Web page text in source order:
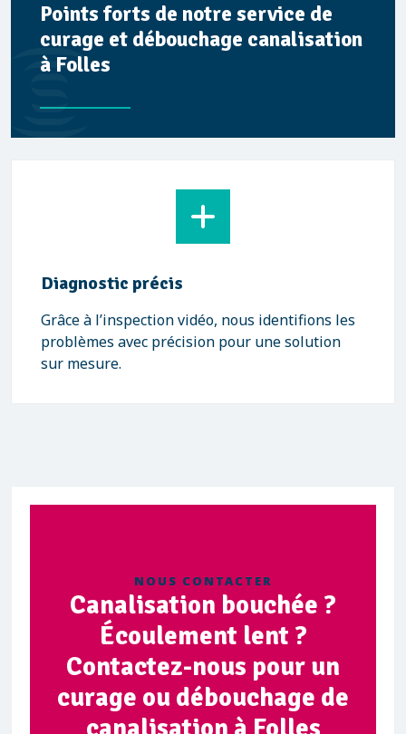
Points forts de notre service de
curage et débouchage canalisation
à Folles
Diagnostic précis
Grâce à l’inspection vidéo, nous identifions les
problèmes avec précision pour une solution
sur mesure.
NOUS CONTACTER
Canalisation bouchée ?
Écoulement lent ?
Contactez-nous pour un
curage ou débouchage de